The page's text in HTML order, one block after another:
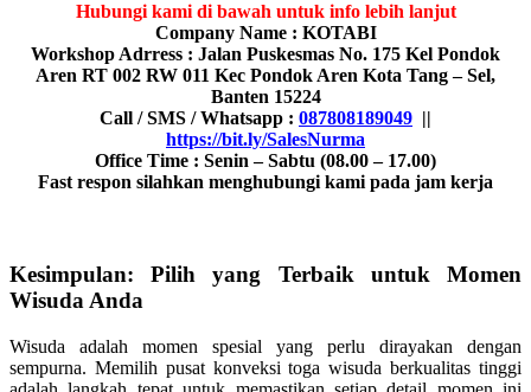
Hubungi kami di bawah untuk info lebih lanjut
Company Name : KOTABI
Workshop Adrress : Jalan Puskesmas No. 175 Kel Pondok
Aren RT 002 RW 011 Kec Pondok Aren Kota Tang – Sel,
Banten 15224
Call / SMS / Whatsapp : 087808189049
https://bit.ly/SalesNurma
Office Time : Senin – Sabtu (08.00 – 17.00)
Fast respon silahkan menghubungi kami pada jam kerja
Kesimpulan: Pilih yang Terbaik untuk Momen
Wisuda Anda
Wisuda adalah momen spesial yang perlu dirayakan dengan
sempurna. Memilih pusat konveksi toga wisuda berkualitas tinggi